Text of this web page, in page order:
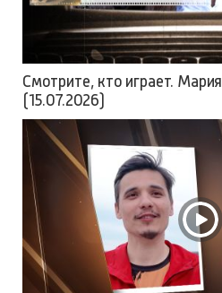
Смотрите, кто играет.
(15.07.2026)